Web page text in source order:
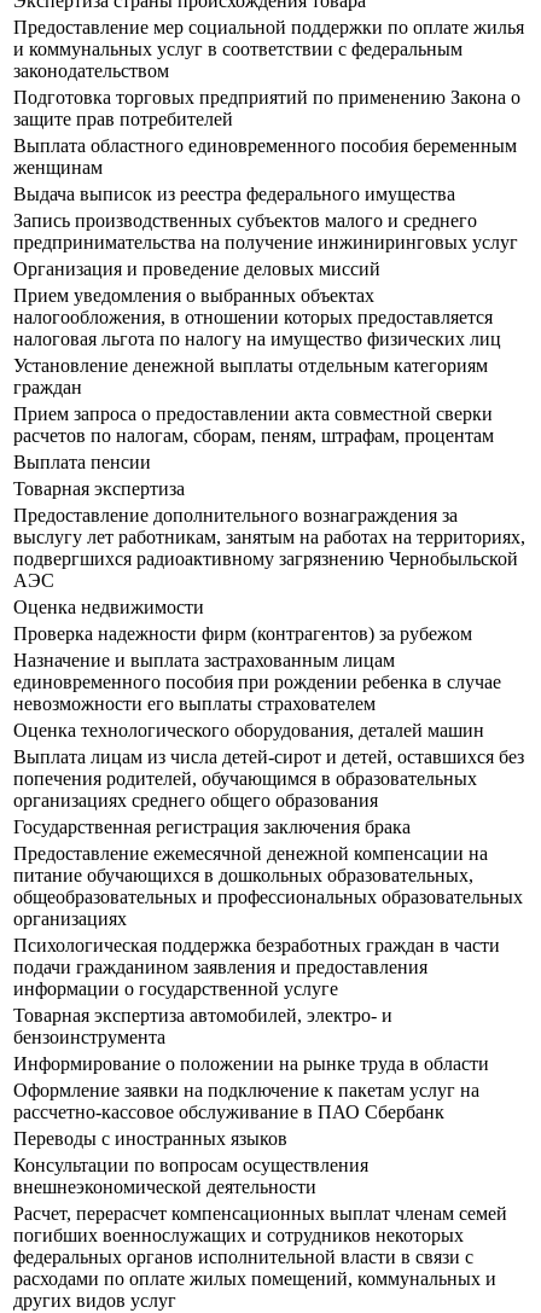
Предоставление мер социальной поддержки по оплате жилья
и коммунальных услуг в соответствии с федеральным
законодательством
Подготовка торговых предприятий по применению Закона о
защите прав потребителей
Выплата областного единовременного пособия беременным
женщинам
Выдача выписок из реестра федерального имущества
Запись производственных субъектов малого и среднего
предпринимательства на получение инжиниринговых услуг
Организация и проведение деловых миссий
Прием уведомления о выбранных объектах
налогообложения, в отношении которых предоставляется
налоговая льгота по налогу на имущество физических лиц
Установление денежной выплаты отдельным категориям
граждан
Прием запроса о предоставлении акта совместной сверки
расчетов по налогам, сборам, пеням, штрафам, процентам
Выплата пенсии
Товарная экспертиза
Предоставление дополнительного вознаграждения за
выслугу лет работникам, занятым на работах на территориях,
подвергшихся радиоактивному загрязнению Чернобыльской
АЭС
Оценка недвижимости
Проверка надежности фирм (контрагентов) за рубежом
Назначение и выплата застрахованным лицам
единовременного пособия при рождении ребенка в случае
невозможности его выплаты страхователем
Оценка технологического оборудования, деталей машин
Выплата лицам из числа детей-сирот и детей, оставшихся без
попечения родителей, обучающимся в образовательных
организациях среднего общего образования
Государственная регистрация заключения брака
Предоставление ежемесячной денежной компенсации на
питание обучающихся в дошкольных образовательных,
общеобразовательных и профессиональных образовательных
организациях
Психологическая поддержка безработных граждан в части
подачи гражданином заявления и предоставления
информации о государственной услуге
Товарная экспертиза автомобилей, электро- и
бензоинструмента
Информирование о положении на рынке труда в области
Оформление заявки на подключение к пакетам услуг на
рассчетно-кассовое обслуживание в ПАО Сбербанк
Переводы с иностранных языков
Консультации по вопросам осуществления
внешнеэкономической деятельности
Расчет, перерасчет компенсационных выплат членам семей
погибших военнослужащих и сотрудников некоторых
федеральных органов исполнительной власти в связи с
расходами по оплате жилых помещений, коммунальных и
других видов услуг